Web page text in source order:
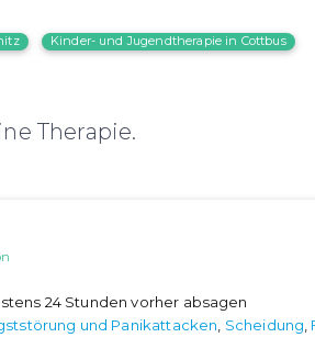
Kinder- und Jugendtherapie in Cottbus
Therapie.
24 Stunden vorher absagen
und Panikattacken, Scheidung,